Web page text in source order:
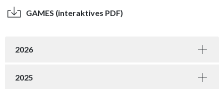
GAMES (interaktives PDF)
2026
2025